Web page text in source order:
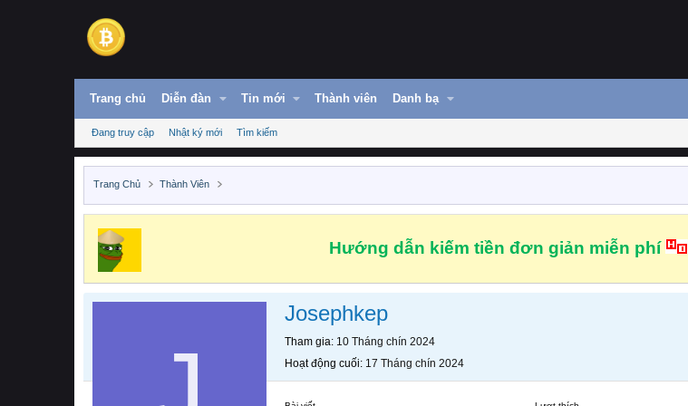
Trang chủ Diễn đàn Tin mới Thành viên Danh bạ
Đang truy cập Nhật ký mới Tìm kiếm
Trang Chủ Thành Viên
Hướng dẫn kiếm tiền đơn giản miễn phí
Josephkep
Tham gia 10 Tháng chín 2024
Hoạt động cuối 17 Tháng chín 2024